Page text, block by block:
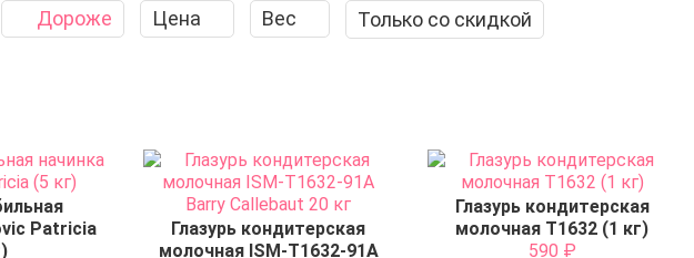
Дороже Цена Вес Только со скидкой
Patricia
Глазурь кондитерская
молочная ISM-T1632-91A
Глазурь кондитерская
молочная T1632 (1 кг)
590 ₽